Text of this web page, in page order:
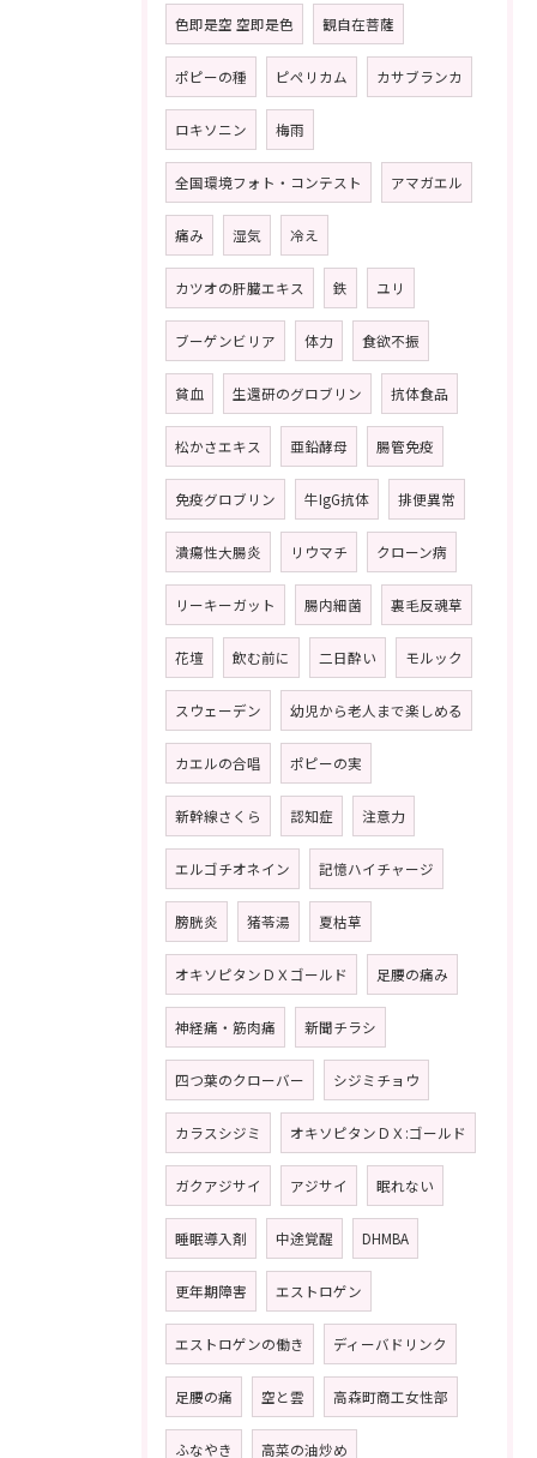
色即是空 空即是色 観自在菩薩
ポピーの種 ピペリカム カサブランカ
ロキソニン 梅雨
全国環境フォト・コンテスト アマガエル
痛み 湿気 冷え
カツオの肝臓エキス 鉄 ユリ
ブーゲンビリア 体力 食欲不振
貧血 生還研のグロブリン 抗体食品
松かさエキス 亜鉛酵母 腸管免疫
免疫グロブリン 牛IgG抗体 排便異常
潰瘍性大腸炎 リウマチ クローン病
リーキーガット 腸内細菌 裏毛反魂草
花壇 飲む前に 二日酔い モルック
スウェーデン 幼児から老人まで楽しめる
カエルの合唱 ポピーの実
新幹線さくら 認知症 注意力
エルゴチオネイン 記憶ハイチャージ
膀胱炎 猪苓湯 夏枯草
オキソピタンＤＸゴールド 足腰の痛み
神経痛・筋肉痛 新聞チラシ
四つ葉のクローバー シジミチョウ
カラスシジミ オキソピタンＤＸ:ゴールド
ガクアジサイ アジサイ 眠れない
睡眠導入剤 中途覚醒 DHMBA
更年期障害 エストロゲン
エストロゲンの働き ディーバドリンク
足腰の痛 空と雲 高森町商工女性部
ふなやき 高菜の油炒め